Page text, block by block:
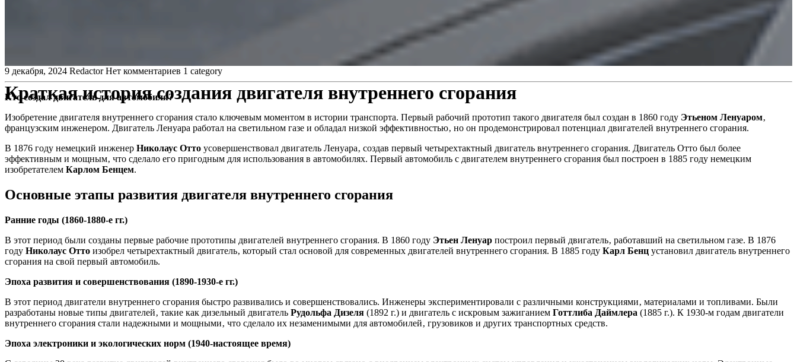
Краткая история создания двигателя внутреннего сгорания
9 декабря, 2024 Redactor Нет комментариев 1 category
Кто создал двигатель для автомобиля?
Изобретение двигателя внутреннего сгорания стало ключевым моментом в истории транспорта. Первый рабочий прототип такого двигателя был создан в 1860 году Этьеном Ленуаром‚
французским инженером. Двигатель Ленуара работал на светильном газе и обладал низкой эффективностью‚ но он продемонстрировал потенциал двигателей внутреннего сгорания.
В 1876 году немецкий инженер Николаус Отто усовершенствовал двигатель Ленуара‚ создав первый четырехтактный двигатель внутреннего сгорания. Двигатель Отто был более
эффективным и мощным‚ что сделало его пригодным для использования в автомобилях. Первый автомобиль с двигателем внутреннего сгорания был построен в 1885 году немецким
изобретателем Карлом Бенцем.
Основные этапы развития двигателя внутреннего сгорания
Ранние годы (1860-1880-е гг.)
В этот период были созданы первые рабочие прототипы двигателей внутреннего сгорания. В 1860 году Этьен Ленуар построил первый двигатель‚ работавший на светильном газе. В 1876
году Николаус Отто изобрел четырехтактный двигатель‚ который стал основой для современных двигателей внутреннего сгорания. В 1885 году Карл Бенц установил двигатель внутреннего
сгорания на свой первый автомобиль.
Эпоха развития и совершенствования (1890-1930-е гг.)
В этот период двигатели внутреннего сгорания быстро развивались и совершенствовались. Инженеры экспериментировали с различными конструкциями‚ материалами и топливами. Были
разработаны новые типы двигателей‚ такие как дизельный двигатель Рудольфа Дизеля (1892 г.) и двигатель с искровым зажиганием Готтлиба Даймлера (1885 г.). К 1930-м годам двигатели
внутреннего сгорания стали надежными и мощными‚ что сделало их незаменимыми для автомобилей‚ грузовиков и других транспортных средств.
Эпоха электроники и экологических норм (1940-настоящее время)